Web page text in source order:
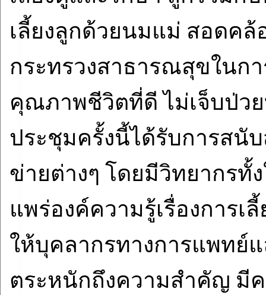
เลี้ยงลูกด้วยนมแม่ สอดค
กระทรวงสาธารณสุขในกา
คุณภาพชีวิตที่ดี ไม่เจ็บป่ว
ประชุมครั้งนี้ได้รับการสนั
ข่ายต่างๆ โดยมีวิทยากรทั้
แพร่องค์ความรู้เรื่องการเ
ให้บุคลากรทางการแพทย์
ตระหนักถึงความสำคัญ มี